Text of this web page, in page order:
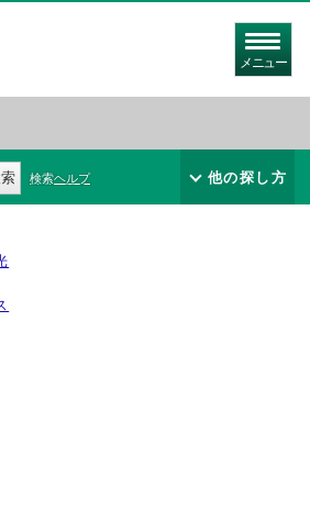
メニュー
検索ヘルプ 他の探し方